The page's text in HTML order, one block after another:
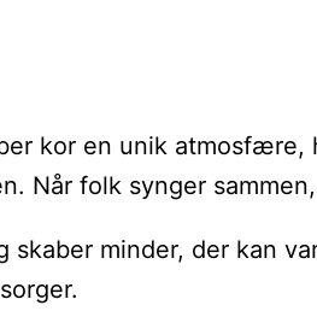
kor en unik
folk synger
minder, der